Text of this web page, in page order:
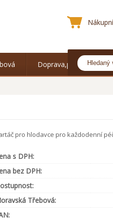
Doprava,platba
pro hlodavce pro každodenní
s DPH:
bez DPH:
Třebová: